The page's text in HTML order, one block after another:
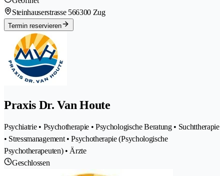
Steinhauserstrasse 566300 Zug
Termin reservieren
Praxis Dr. Van Houte
Psychiatrie • Psychotherapie • Psychologische Beratung • Suchttherapie
• Stressmanagement • Psychotherapie (Psychologische
Psychotherapeuten) • Ärzte
Geschlossen